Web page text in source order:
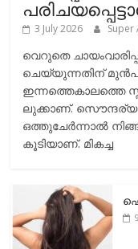
3 July 2026 Super
വെറുതെ
ചെയ്യുന്നതിന് മുന്‍പ്
ഇന്നത്തെകാലത്തെ
ലുക്കാണ്.
ഒത്തുചേര്‍ന്നാല്‍
കൂടിയാണ്. മികച്ച